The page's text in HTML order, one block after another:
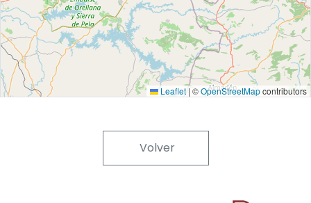
Leaflet | ©OpenStreetMapcontributors
Volver